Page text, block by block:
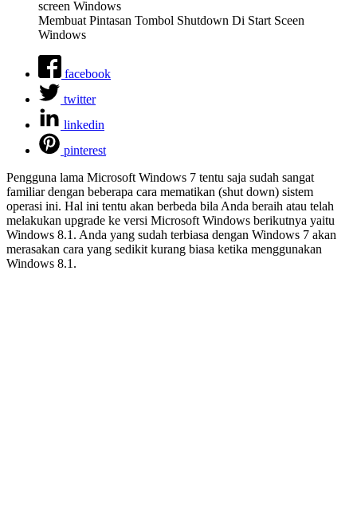
Membuat Pintasan Tombol Shutdown Di Start Sceen
Windows
facebook
twitter
linkedin
pinterest
Pengguna lama Microsoft Windows 7 tentu saja sudah sangat
familiar dengan beberapa cara mematikan (shut down) sistem
operasi ini. Hal ini tentu akan berbeda bila Anda beraih atau telah
melakukan upgrade ke versi Microsoft Windows berikutnya yaitu
Windows 8.1. Anda yang sudah terbiasa dengan Windows 7 akan
merasakan cara yang sedikit kurang biasa ketika menggunakan
Windows 8.1.